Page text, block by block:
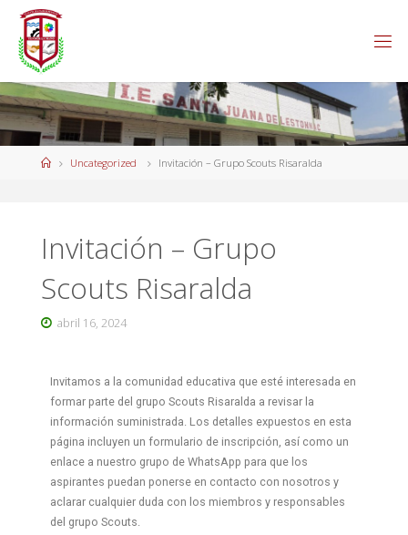
Uncategorized Invitación – Grupo Scouts Risaralda
Invitación – Grupo
Scouts Risaralda
abril 16, 2024
Invitamos a la comunidad educativa que esté interesada en
formar parte del grupo Scouts Risaralda a revisar la
información suministrada. Los detalles expuestos en esta
página incluyen un formulario de inscripción, así como un
enlace a nuestro grupo de WhatsApp para que los
aspirantes puedan ponerse en contacto con nosotros y
aclarar cualquier duda con los miembros y responsables
del grupo Scouts.